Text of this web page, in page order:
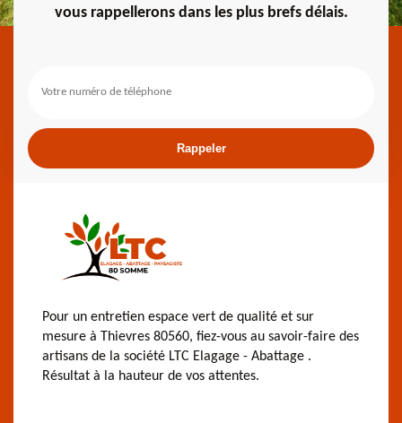
vous rappellerons dans les plus brefs délais.
Pour un entretien espace vert de qualité et sur
mesure à Thievres 80560, fiez-vous au savoir-faire des
artisans de la société LTC Elagage - Abattage .
Résultat à la hauteur de vos attentes.